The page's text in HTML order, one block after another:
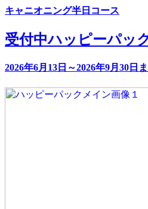
キャニオニング半日コース
受付中ハッピーパッ
2026年6月13日～2026年9月30日